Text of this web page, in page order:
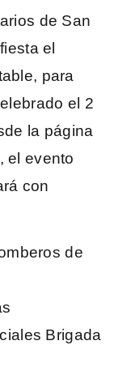
de San
el
para
el 2
la página
el evento
con
de
Brigada